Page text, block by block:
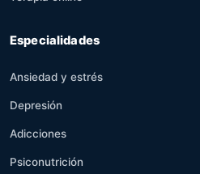
Especialidades
Ansiedad y estrés
Depresión
Adicciones
Psiconutrición